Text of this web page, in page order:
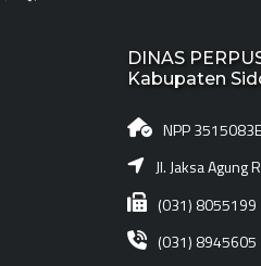
DINAS
Kabupaten
NPP
Jl. Jaksa Agung
(031) 8055199
(031) 8945605